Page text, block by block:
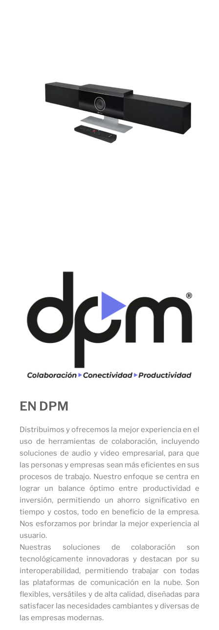
EN DPM
Distribuimos y ofrecemos la mejor experiencia en el
uso de herramientas de colaboración, incluyendo
soluciones de audio y video empresarial, para que
las personas y empresas sean más eficientes en sus
procesos de trabajo. Nuestro enfoque se centra en
lograr un balance óptimo entre productividad e
inversión, permitiendo un ahorro significativo en
tiempo y costos, todo en beneficio de la empresa.
Nos esforzamos por brindar la mejor experiencia al
usuario.
Nuestras soluciones de colaboración son
tecnológicamente innovadoras y destacan por su
interoperabilidad, permitiendo trabajar con todas
las plataformas de comunicación en la nube. Son
flexibles, versátiles y de alta calidad, diseñadas para
satisfacer las necesidades cambiantes y diversas de
las empresas modernas.